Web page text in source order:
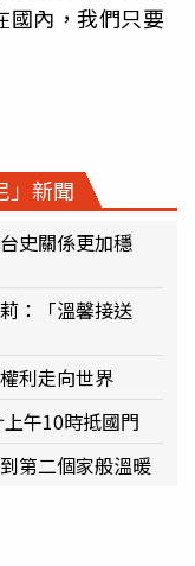
國內，我們只要
」新聞
史關係更加穩
：「溫馨接送
利走向世界
午10時抵國門
第二個家般溫暖